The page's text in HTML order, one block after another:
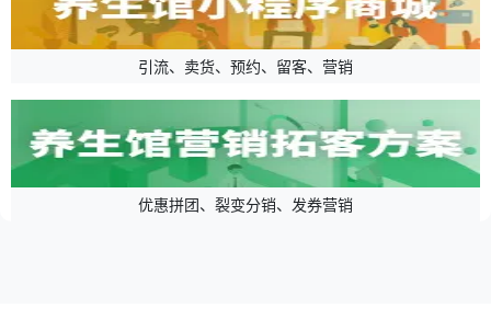
引流、卖货、预约、留客、营销
优惠拼团、裂变分销、发券营销